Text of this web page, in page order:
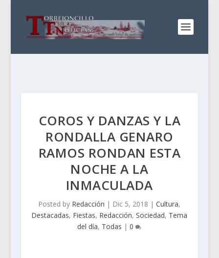
COROS Y DANZAS Y LA
RONDALLA GENARO
RAMOS RONDAN ESTA
NOCHE A LA
INMACULADA
Posted by Redacción | Dic 5, 2018 |Cultura,
Destacadas, Fiestas, Redacción,Sociedad, Tema
del día, Todas |0